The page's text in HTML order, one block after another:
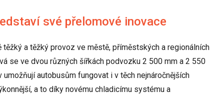
své přelomové inovace
a těžký provoz ve městě, příměstských a regionálních
se ve dvou různých šířkách podvozku 2 500 mm a 2 550
umožňují autobusům fungovat i v těch nejnáročnějších
a to díky novému chladicímu systému a